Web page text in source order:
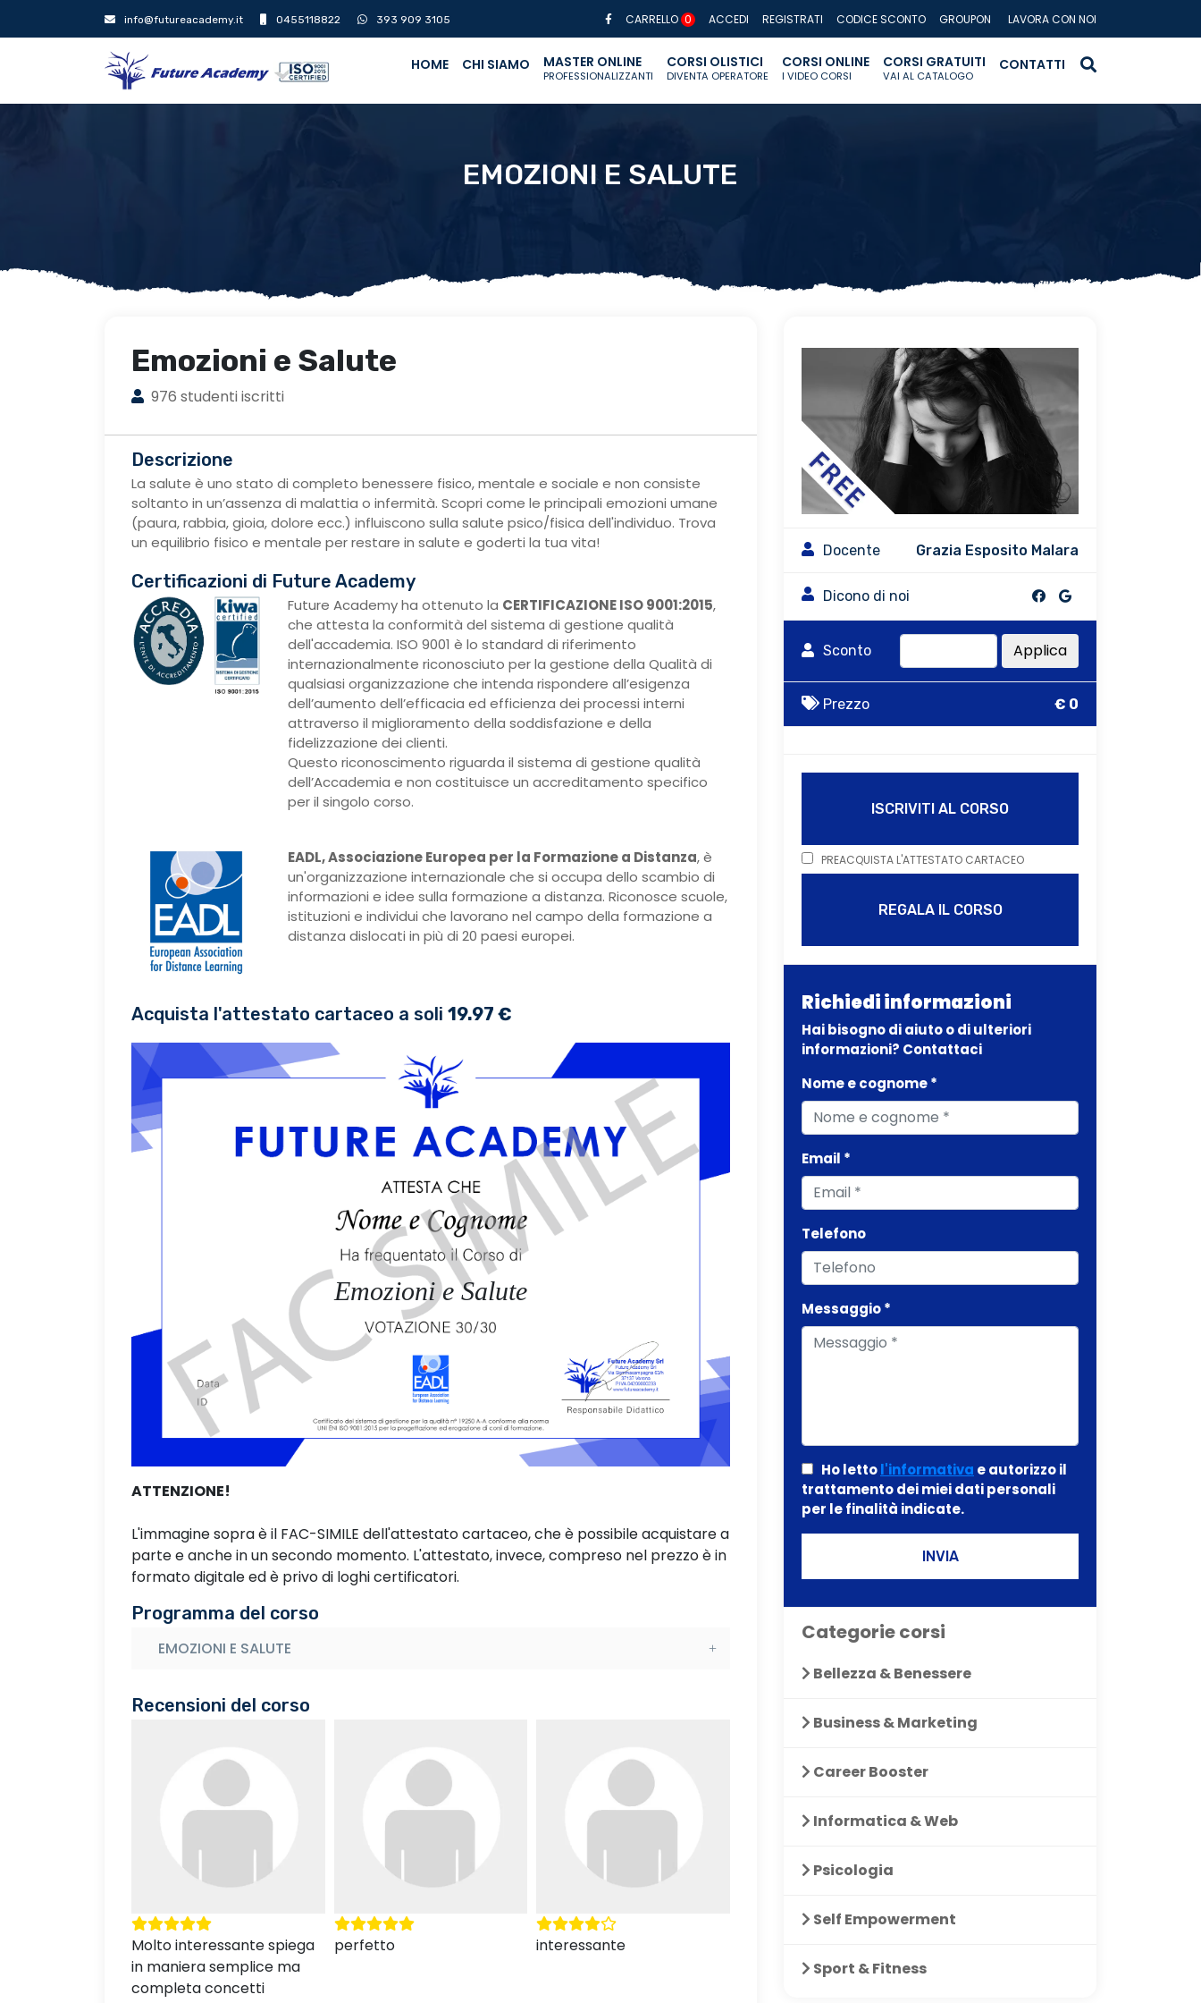
info@futureacademy.it 0455118822 393 909 3105 CARRELLO 0 ACCEDI REGISTRATI CODICE SCONTO GROUPON LAVORA CON NOI
HOME CHI SIAMO MASTER ONLINE
PROFESSIONALIZZANTI
CORSI OLISTICI
DIVENTA OPERATORE
CORSI ONLINE
I VIDEO CORSI
CORSI GRATUITI
VAI AL CATALOGO
CONTATTI
EMOZIONI E SALUTE
Emozioni e Salute
976 studenti iscritti
Descrizione
La salute è uno stato di completo benessere fisico, mentale e sociale e non consiste
soltanto in un’assenza di malattia o infermità. Scopri come le principali emozioni umane
(paura, rabbia, gioia, dolore ecc.) influiscono sulla salute psico/fisica dell'individuo. Trova
un equilibrio fisico e mentale per restare in salute e goderti la tua vita!
Certificazioni di Future Academy
Future Academy ha ottenuto la CERTIFICAZIONE ISO 9001:2015,
che attesta la conformità del sistema di gestione qualità
dell'accademia. ISO 9001 è lo standard di riferimento
internazionalmente riconosciuto per la gestione della Qualità di
qualsiasi organizzazione che intenda rispondere all’esigenza
dell’aumento dell’efficacia ed efficienza dei processi interni
attraverso il miglioramento della soddisfazione e della
fidelizzazione dei clienti.
Questo riconoscimento riguarda il sistema di gestione qualità
dell’Accademia e non costituisce un accreditamento specifico
per il singolo corso.
EADL, Associazione Europea per la Formazione a Distanza, è
un'organizzazione internazionale che si occupa dello scambio di
informazioni e idee sulla formazione a distanza. Riconosce scuole,
istituzioni e individui che lavorano nel campo della formazione a
distanza dislocati in più di 20 paesi europei.
Acquista l'attestato cartaceo a soli 19.97 €
Emozioni e Salute
ATTENZIONE!
L'immagine sopra è il FAC-SIMILE dell'attestato cartaceo, che è possibile acquistare a
parte e anche in un secondo momento. L'attestato, invece, compreso nel prezzo è in
formato digitale ed è privo di loghi certificatori.
Programma del corso
EMOZIONI E SALUTE
Recensioni del corso
perfetto interessante
La salute è uno stato di
letto molti libri di psicologia
Docente Grazia Esposito Malara
Dicono di noi
Sconto Applica
Prezzo € 0
ISCRIVITI AL CORSO
PREACQUISTA L'ATTESTATO CARTACEO
REGALA IL CORSO
Richiedi informazioni
Hai bisogno di aiuto o di ulteriori
informazioni? Contattaci
Nome e cognome *
Email *
Telefono
Messaggio *
Ho lettol'informativa e autorizzo il
trattamento dei miei dati personali
per le finalità indicate.
INVIA
Categorie corsi
Bellezza & Benessere
Business & Marketing
Career Booster
Informatica & Web
Psicologia
Self Empowerment
Sport & Fitness